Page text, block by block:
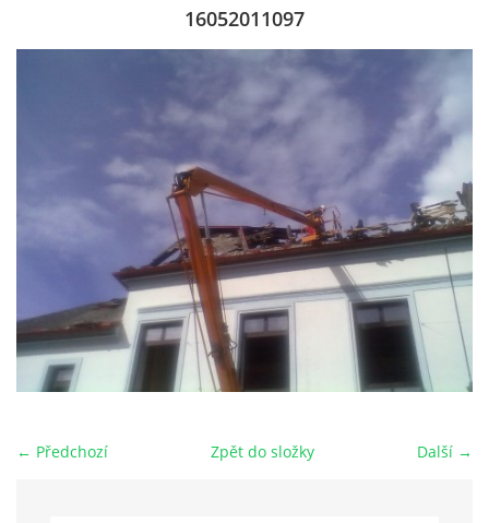
KDY, KDE A CO HRAJEME
HRY OD ROKU 1973
VIDEOZÁZNAMY Z HER
FOTOALBUM
ČLENOVÉ - SOUČASNOST
HRY DO ROKU 1973
16052011097
← Předchozí Další →
Zpět do složky